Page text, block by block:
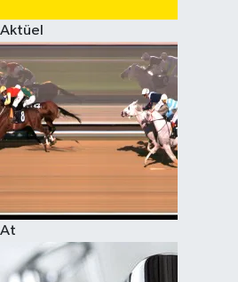
Aktüel
At